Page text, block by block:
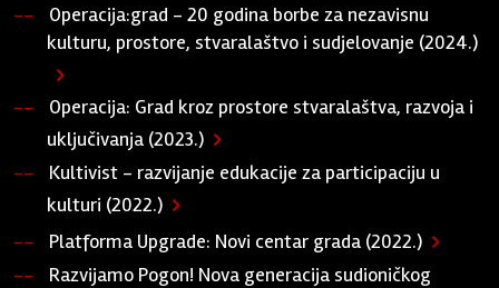
Operacija:grad - 20 godina borbe za nezavisnu
kulturu, prostore, stvaralaštvo i sudjelovanje (2024.)
Operacija: Grad kroz prostore stvaralaštva, razvoja i
uključivanja (2023.)
Kultivist - razvijanje edukacije za participaciju u
kulturi (2022.)
Platforma Upgrade: Novi centar grada (2022.)
Razvijamo Pogon! Nova generacija sudioničkog